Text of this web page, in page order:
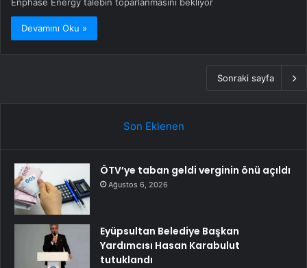
Enphase Energy talebin toparlanmasını bekliyor
Devamını Oku »
Sonraki sayfa
Son Eklenen
ÖTV’ye taban geldi verginin önü açıldı
Ağustos 6, 2026
Eyüpsultan Belediye Başkan
Yardımcısı Hasan Karabulut
tutuklandı